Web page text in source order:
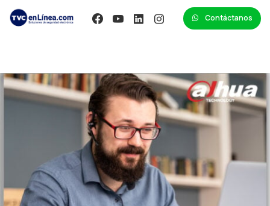
Contáctanos